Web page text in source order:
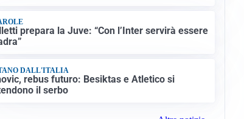
prepara la Juve: “Con l’Inter servirà essere
DALL'ITALIA
rebus futuro: Besiktas e Atletico si
il serbo